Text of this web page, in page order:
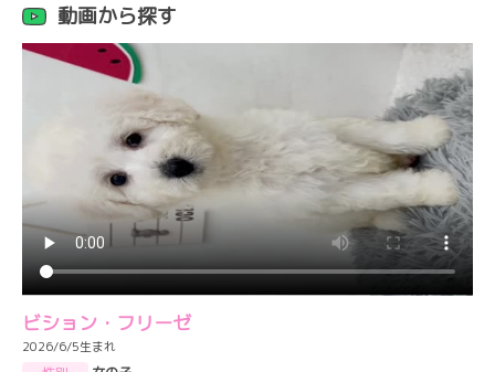
動画から探す
ビション・フリーゼ
2026/6/5生まれ